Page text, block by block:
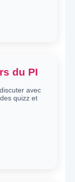
du PI
avec
quizz et